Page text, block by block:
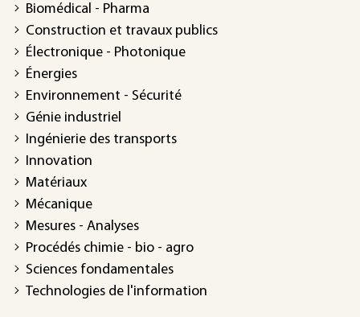
Biomédical - Pharma
Construction et travaux publics
Électronique - Photonique
Énergies
Environnement - Sécurité
Génie industriel
Ingénierie des transports
Innovation
Matériaux
Mécanique
Mesures - Analyses
Procédés chimie - bio - agro
Sciences fondamentales
Technologies de l'information